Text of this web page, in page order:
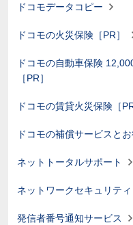
ドコモデータコピー
ドコモの火災保険［PR］
ドコモの自動車保険
［PR］
ドコモの賃貸火災保険［PR
ドコモの補償サービスと
ネットトータルサポート
ネットワークセキュリティ
発信者番号通知サービス